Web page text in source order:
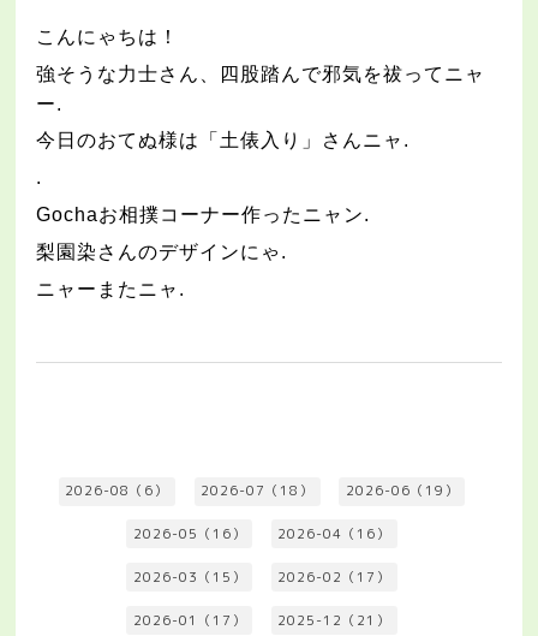
こんにゃちは！
強そうな力士さん、四股踏んで邪気を祓ってニャ
ー.
今日のおてぬ様は「土俵入り」さんニャ .
.
Gochaお相撲コーナー作ったニャン.
梨園染さんのデザインにゃ .
ニャーまたニャ .
2026-08（6） 2026-07（18） 2026-06（19）
2026-05（16） 2026-04（16）
2026-03（15） 2026-02（17）
2026-01（17） 2025-12（21）